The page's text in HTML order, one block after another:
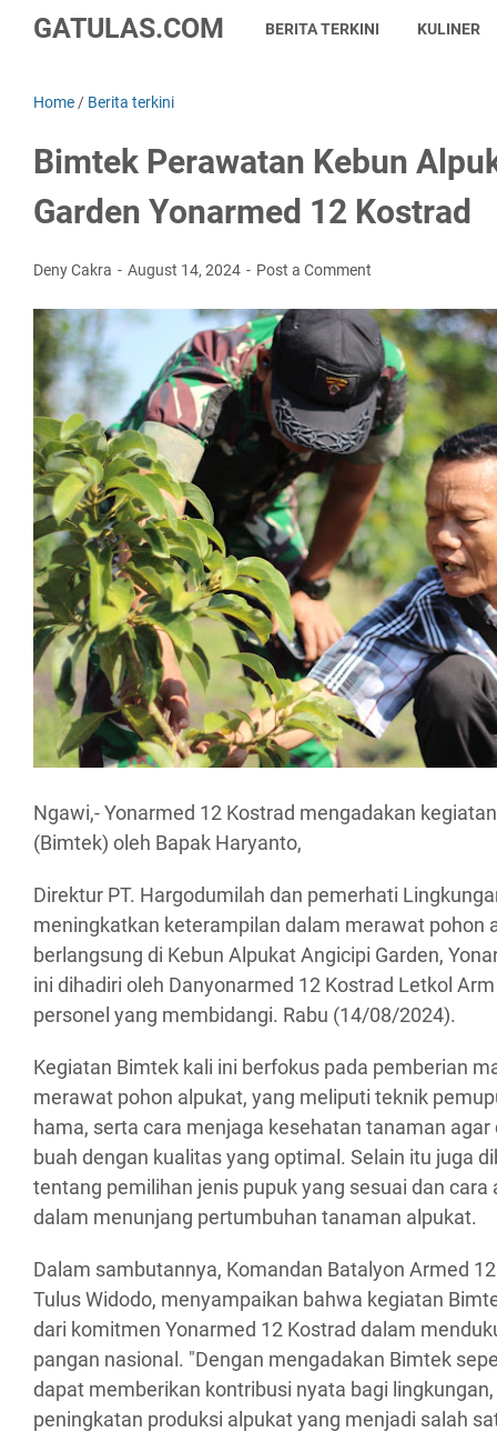
GATULAS.COM BERITA TERKINI KULINER
Home / Berita terkini
Bimtek Perawatan Kebun
Garden Yonarmed 12 Kostrad
Deny Cakra August 14, 2024 Post a Comment
Ngawi,- Yonarmed 12 Kostrad mengadakan
(Bimtek) oleh Bapak Haryanto,
Direktur PT. Hargodumilah dan pemerhati
meningkatkan keterampilan dalam merawat pohon
berlangsung di Kebun Alpukat Angicipi Garden,
ini dihadiri oleh Danyonarmed 12 Kostrad Letkol
personel yang membidangi. Rabu (14/08/2024).
Kegiatan Bimtek kali ini berfokus pada pemberian
merawat pohon alpukat, yang meliputi teknik
hama, serta cara menjaga kesehatan tanaman
buah dengan kualitas yang optimal. Selain itu juga
tentang pemilihan jenis pupuk yang sesuai dan
dalam menunjang pertumbuhan tanaman alpukat.
Dalam sambutannya, Komandan Batalyon Armed
Tulus Widodo, menyampaikan bahwa kegiatan
dari komitmen Yonarmed 12 Kostrad dalam
pangan nasional. "Dengan mengadakan Bimtek
dapat memberikan kontribusi nyata bagi
peningkatan produksi alpukat yang menjadi salah